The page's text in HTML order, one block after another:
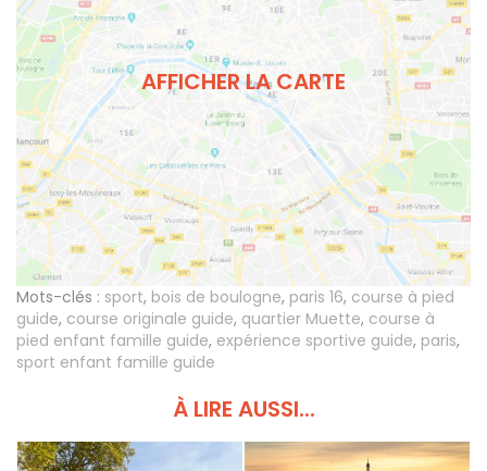
AFFICHER LA CARTE
Mots-clés : sport, bois de boulogne, paris 16, course à pied
guide, course originale guide, quartier Muette, course à
pied enfant famille guide, expérience sportive guide, paris,
sport enfant famille guide
À LIRE AUSSI...